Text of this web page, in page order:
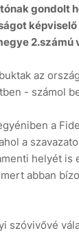
gondolt
az
- számol
a
a
helyét is
abban
szóvivővé